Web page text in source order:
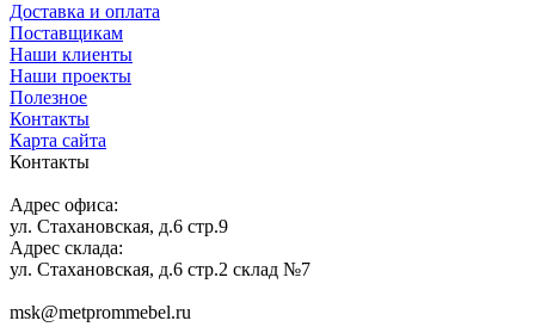
Доставка и оплата
Поставщикам
Наши клиенты
Наши проекты
Полезное
Контакты
Карта сайта
Контакты
Адрес офиса:
ул. Стахановская, д.6 стр.9
Адрес склада:
ул. Стахановская, д.6 стр.2 склад №7
msk@metprommebel.ru